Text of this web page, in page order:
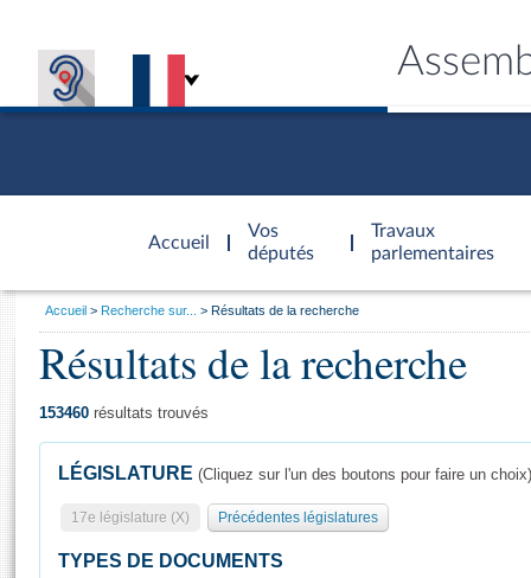
Accueil
d'accueil
Vos
députés
Travaux
parlementaires
Présidence
Séance publique
Général
Rôle et pouvoirs de l'Assemblée
Visiter l'Assemblée
Vous
Accueil Recherche sur... Résultats de la recherche
Résultats de la recherche
153460 résultats trouvés
LÉGISLATURE (Cliquez sur l'un des boutons pour faire un choix)
17e législature (X) Précédentes législatures
TYPES DE DOCUMENTS